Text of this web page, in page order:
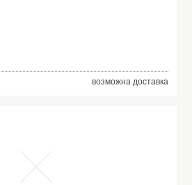
возможна доставка